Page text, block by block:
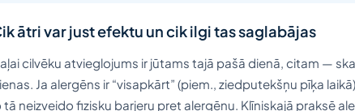
ātri var just efektu un cik ilgi tas saglabājas
cilvēku atvieglojums ir jūtams tajā pašā dienā, citam —
Ja alergēns ir “visapkārt” (piem., ziedputekšņu pīķa
tā neizveido fizisku barjeru pret alergēnu. Klīniskajā praksē